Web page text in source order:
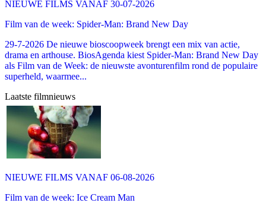
NIEUWE FILMS VANAF 30-07-2026
Film van de week: Spider-Man: Brand New Day
29-7-2026 De nieuwe bioscoopweek brengt een mix van actie,
drama en arthouse. BiosAgenda kiest Spider-Man: Brand New Day
als Film van de Week: de nieuwste avonturenfilm rond de populaire
superheld, waarmee...
Laatste filmnieuws
NIEUWE FILMS VANAF 06-08-2026
Film van de week: Ice Cream Man